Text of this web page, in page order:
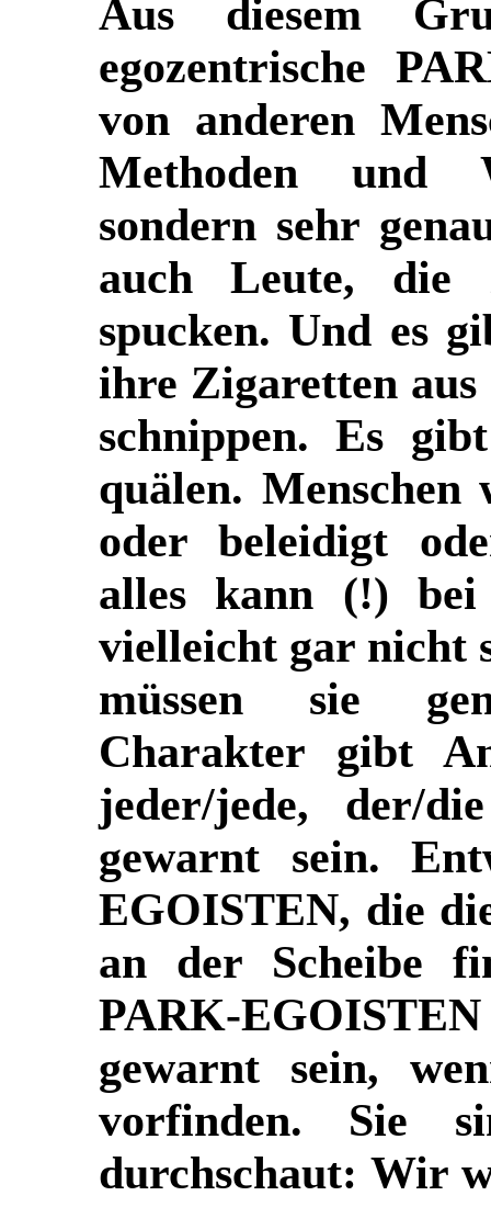
Aus diesem
egozentrische
von anderen
Methoden und
sondern sehr
auch Leute, die
spucken. Und es
ihre Zigaretten
schnippen. Es
quälen. Menschen
oder beleidigt
alles kann (!)
vielleicht gar nicht
müssen sie
Charakter gibt
jeder/jede, der/
gewarnt sein.
EGOISTEN, die
an der Scheibe
PARK-EGOISTEN
gewarnt sein,
vorfinden. Sie
durchschaut: Wir